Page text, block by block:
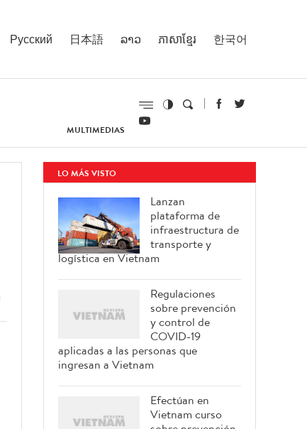
Русский 日本語 ລາວ ភាសាខ្មែរ 한국어
MULTIMEDIAS
LO MÁS VISTO
Lanzan
plataforma de
infraestructura de
transporte y
logística en Vietnam
Regulaciones
sobre prevención
y control de
COVID-19
aplicadas a las personas que
ingresan a Vietnam
Efectúan en
Vietnam curso